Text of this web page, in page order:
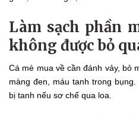
Làm sạch phần
không được bỏ
Cá mè mua về cần đánh vảy, bỏ
màng đen, máu tanh trong
bị tanh nếu sơ chế qua loa.